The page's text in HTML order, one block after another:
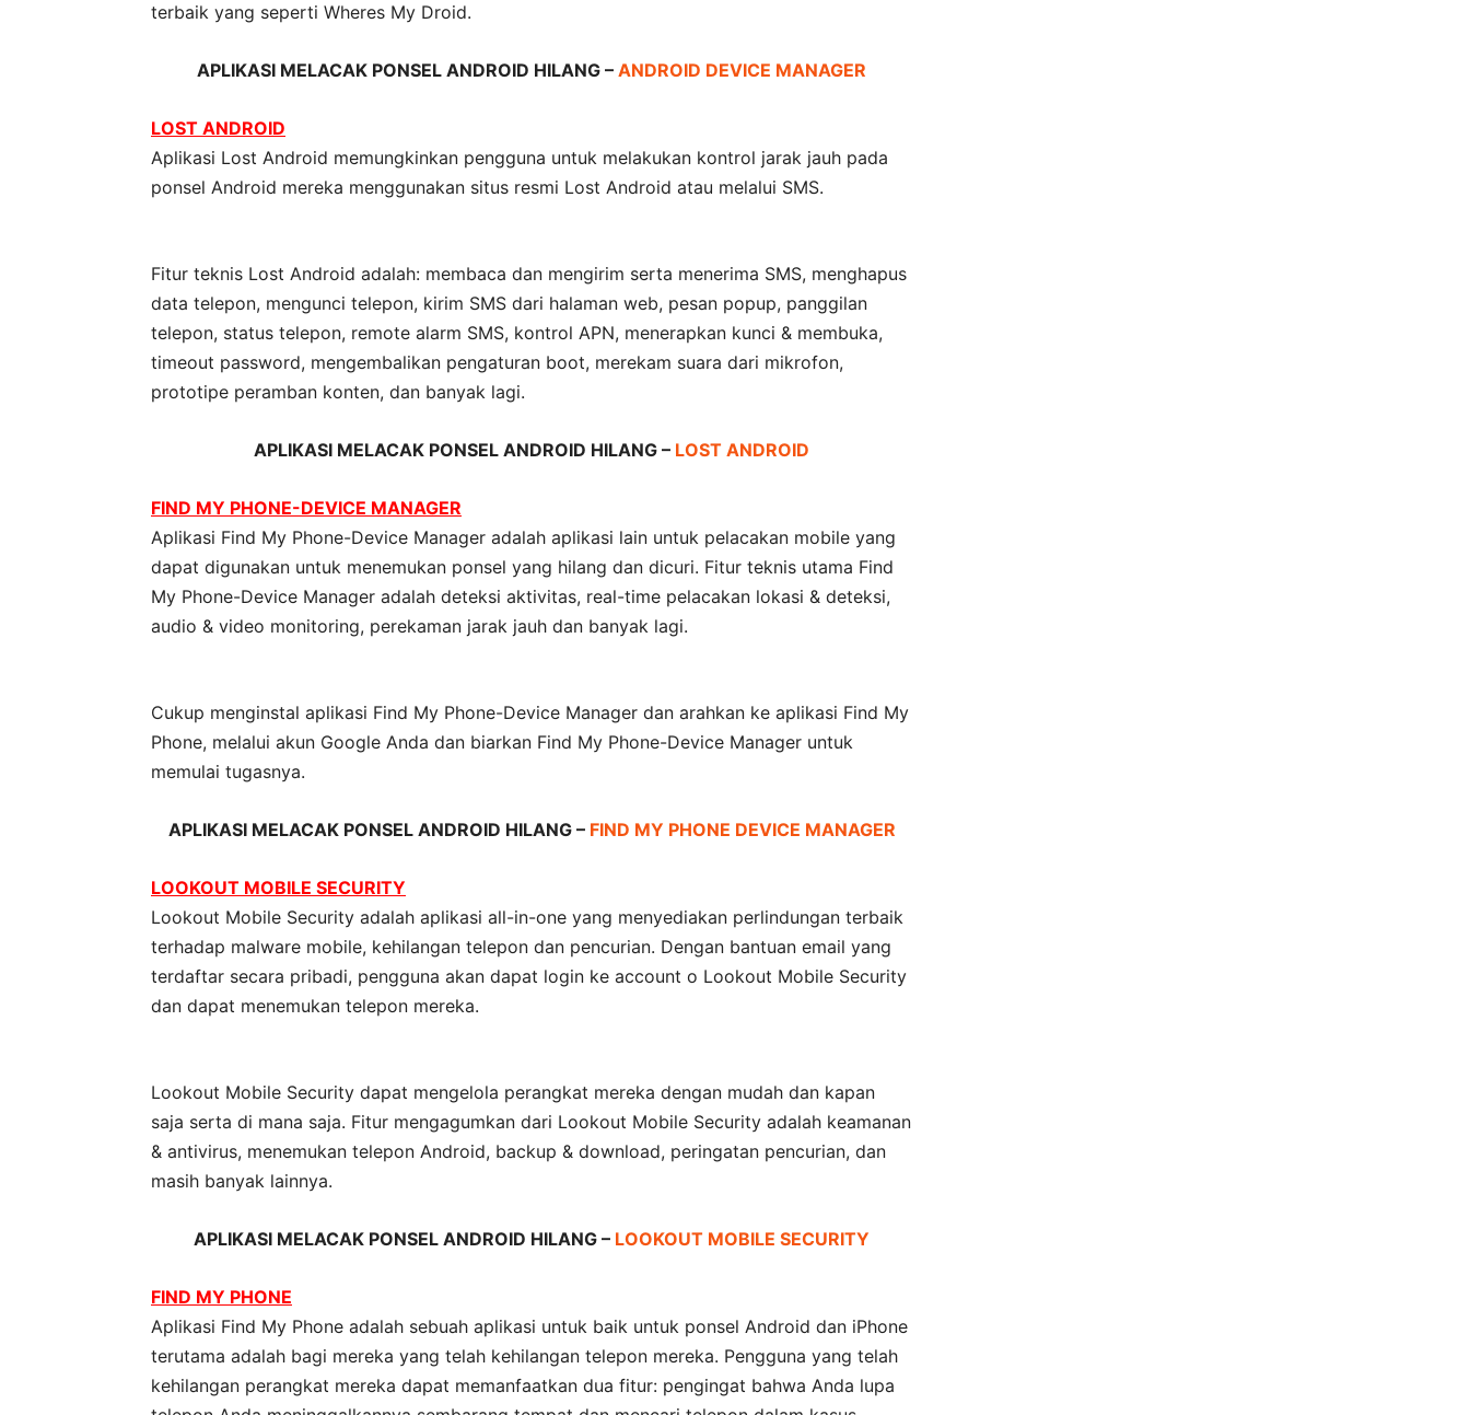
terbaik yang seperti Wheres My Droid.
APLIKASI MELACAK PONSEL ANDROID HILANG – ANDROID DEVICE MANAGER
LOST ANDROID
Aplikasi Lost Android memungkinkan pengguna untuk melakukan kontrol jarak jauh pada
ponsel Android mereka menggunakan situs resmi Lost Android atau melalui SMS.
Fitur teknis Lost Android adalah: membaca dan mengirim serta menerima SMS, menghapus
data telepon, mengunci telepon, kirim SMS dari halaman web, pesan popup, panggilan
telepon, status telepon, remote alarm SMS, kontrol APN, menerapkan kunci & membuka,
timeout password, mengembalikan pengaturan boot, merekam suara dari mikrofon,
prototipe peramban konten, dan banyak lagi.
APLIKASI MELACAK PONSEL ANDROID HILANG – LOST ANDROID
FIND MY PHONE-DEVICE MANAGER
Aplikasi Find My Phone-Device Manager adalah aplikasi lain untuk pelacakan mobile yang
dapat digunakan untuk menemukan ponsel yang hilang dan dicuri. Fitur teknis utama Find
My Phone-Device Manager adalah deteksi aktivitas, real-time pelacakan lokasi & deteksi,
audio & video monitoring, perekaman jarak jauh dan banyak lagi.
Cukup menginstal aplikasi Find My Phone-Device Manager dan arahkan ke aplikasi Find My
Phone, melalui akun Google Anda dan biarkan Find My Phone-Device Manager untuk
memulai tugasnya.
APLIKASI MELACAKPONSEL ANDROID HILANG – FIND MY PHONE DEVICE MANAGER
LOOKOUT MOBILE SECURITY
Lookout Mobile Security adalah aplikasi all-in-one yang menyediakan perlindungan terbaik
terhadap malware mobile, kehilangan telepon dan pencurian. Dengan bantuan email yang
terdaftar secara pribadi, pengguna akan dapat login ke account o Lookout Mobile Security
dan dapat menemukan telepon mereka.
Lookout Mobile Security dapat mengelola perangkat mereka dengan mudah dan kapan
saja serta di mana saja. Fitur mengagumkan dari Lookout Mobile Security adalah keamanan
& antivirus, menemukan telepon Android, backup & download, peringatan pencurian, dan
masih banyak lainnya.
APLIKASI MELACAK PONSEL ANDROID HILANG – LOOKOUT MOBILE SECURITY
FIND MY PHONE
Aplikasi Find My Phone adalah sebuah aplikasi untuk baik untuk ponsel Android dan iPhone
terutama adalah bagi mereka yang telah kehilangan telepon mereka. Pengguna yang telah
kehilangan perangkat mereka dapat memanfaatkan dua fitur: pengingat bahwa Anda lupa